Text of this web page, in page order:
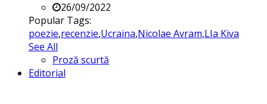
26/09/2022
Popular Tags:
poezie,recenzie,Ucraina,Nicolae Avram,LIa Kiva
See All
Proză scurtă
Editorial